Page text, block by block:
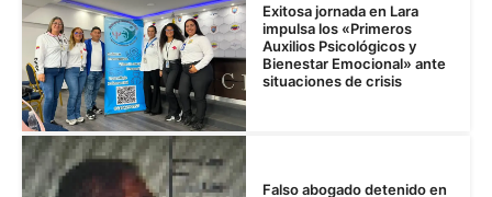
Exitosa jornada en Lara
impulsa los «Primeros
Auxilios Psicológicos y
Bienestar Emocional» ante
situaciones de crisis
Falso abogado detenido en